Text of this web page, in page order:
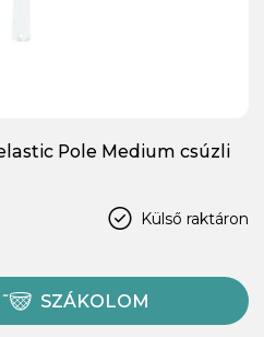
Pole Medium csúzli
Külső raktáron
SZÁKOLOM